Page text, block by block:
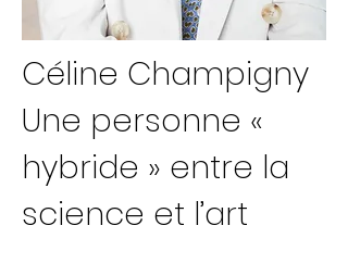
Céline Champigny
Une personne «
hybride » entre la
science et l’art